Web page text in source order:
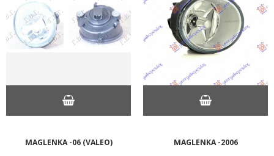
MAGLENKA -06 (VALEO) MAGLENKA -2006